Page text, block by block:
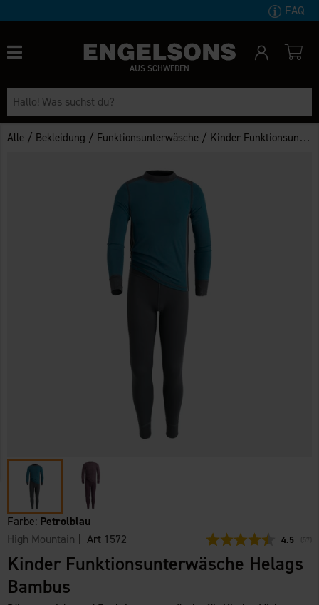
FAQ
AUS SCHWEDEN
Alle / Bekleidung / Funktionsunterwäsche / Kinder Funktionsunterwäsche Helags Bambus
Farbe: Petrolblau
High Mountain
| Art 1572 4.5 57
Kinder Funktionsunterwäsche Helags
Bambus